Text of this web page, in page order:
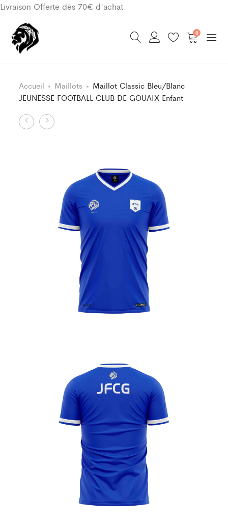
Livraison Offerte dès 70€ d'achat
0
Accueil Maillots
Maillot Classic Bleu/Blanc
JEUNESSE FOOTBALL CLUB DE GOUAIX Enfant
Product
Short
GOUAIX
Enfant
Maillot
FOOTBALL
CLUB
GOUAIX